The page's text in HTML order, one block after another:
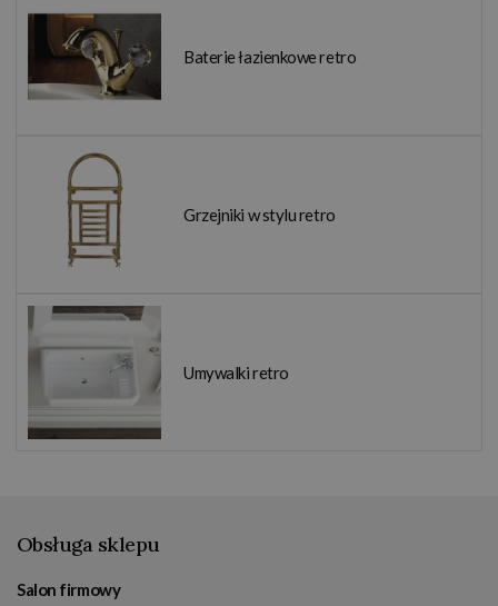
Baterie łazienkowe retro
Grzejniki w stylu retro
Umywalki retro
Obsługa sklepu
Salon firmowy